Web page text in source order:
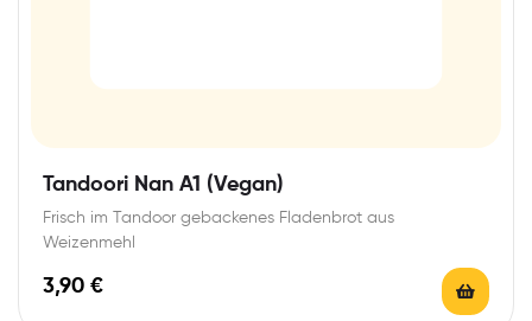
Tandoori Nan A1 (Vegan)
Frisch im Tandoor gebackenes Fladenbrot aus
Weizenmehl
3,90 €